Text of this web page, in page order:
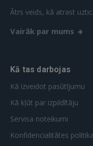
Ātrs veids, kā atrast
Vairāk par mums
Kā tas darbojas
Kā izveidot pasūtījumu
Kā kļūt par izpildītāju
Servisa noteikumi
Konfidencialitātes politika